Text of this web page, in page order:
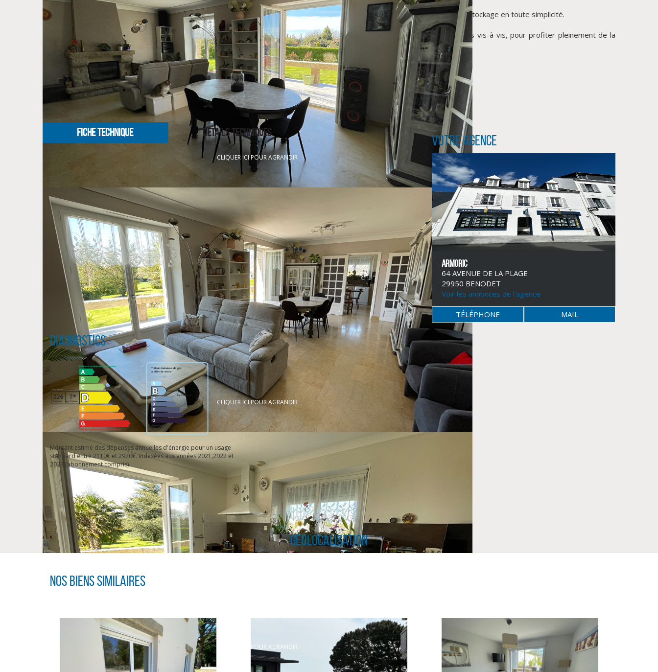
CLIQUER ICI POUR AGRANDIR
CLIQUER ICI POUR AGRANDIR
CLIQUER ICI POUR AGRANDIR
Côté pratique, la maison dispose d'un sous-sol complet ainsi que de plusieurs espaces annexes permettant stationnement et stockage en toute simplicité.
À l'extérieur, le cadre est tout simplement privilégié : un beau jardin arboré, un plan d'eau sécurisé, un potager, le tout sans vis-à-vis, pour profiter pleinement de la
tranquillité environnante.
Un bien rare, alliant authenticité, confort et qualité de vie, à proximité immédiate du littoral.
** €419 500honoraires inclus|€405 000 hors honoraires |Honoraires : 3.58% TTC à la charge de l'acquéreur
NOS HONORAIRES
FICHE TECHNIQUE DETAILS TECHNIQUES Votre agence
ARMORIC
64 AVENUE DE LA PLAGE
29950 BENODET
Voir les annonces de l'agence
TÉLÉPHONE MAIL
Diagnostics
Montant estimé des dépenses annuelles d'énergie pour un usage
standard entre 2110€ et 2920€. indexées aux années 2021,2022 et
2023 (abonnement compris).
Géolocalisation
Nos biens similaires